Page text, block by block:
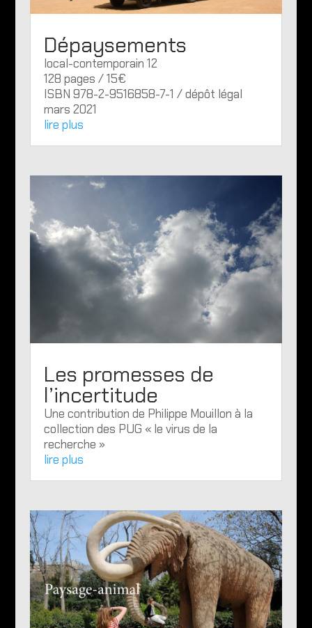
Dépaysements
local-contemporain 12
128 pages / 15€
ISBN 978-2-9516858-7-1 / dépôt légal
mars 2021
lire plus
Les promesses de
l’incertitude
Une contribution de Philippe Mouillon à la
collection des PUG « le virus de la
recherche »
lire plus